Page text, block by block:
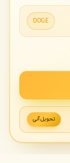
DOGE
تحویل آنی